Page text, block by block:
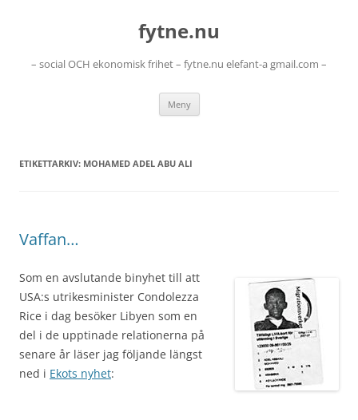
fytne.nu
– social OCH ekonomisk frihet – fytne.nu elefant-a gmail.com –
Meny
ETIKETTARKIV: MOHAMED ADEL ABU ALI
Vaffan…
Som en avslutande binyhet till att
USA:s utrikesminister Condolezza
Rice i dag besöker Libyen som en
del i de upptinade relationerna på
senare år läser jag följande längst
ned i Ekots nyhet: